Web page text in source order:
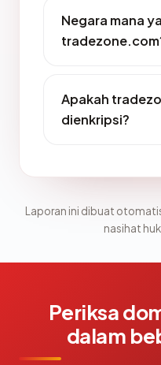
Negara mana
Apakah
dienkripsi?
Laporan ini dibuat
nasihat
Periksa
dalam